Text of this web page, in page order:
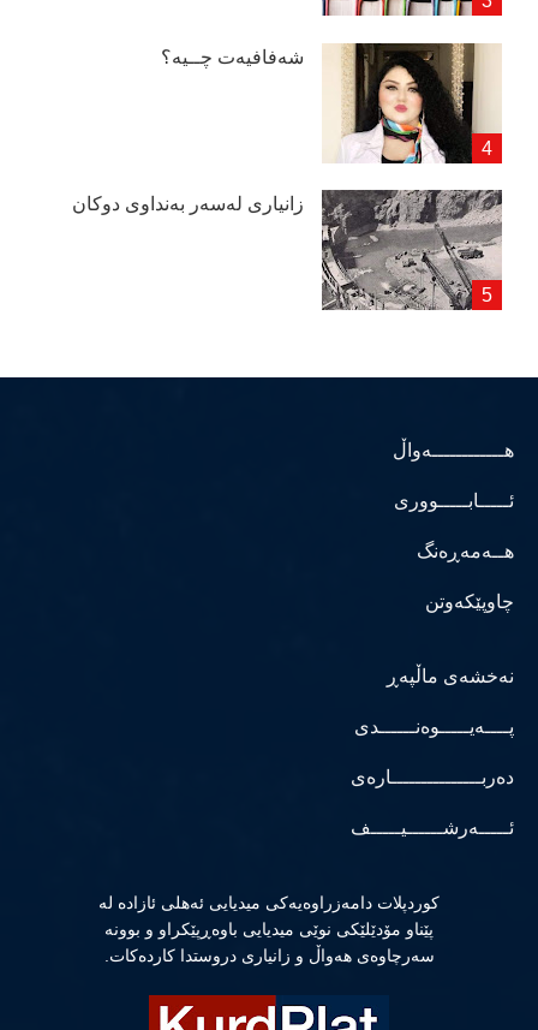
شەفافیەت چــیە؟
زانیاری لەسەر بەنداوی دوكان
هــــــــــــەواڵ
ئـــــابـــــووری
هــەمەڕەنگ
چاوپێکەوتن
نەخشەی ماڵپەڕ
پــــەیـــــوەنــــــدی
دەربـــــــــــــــارەی
ئـــــەرشــــــیـــــف
كوردپلات دامەزراوەیەكی میدیایی ئەهلی ئازادە لە
پێناو مۆدێلێكی نوێی میدیایی باوەڕپێكراو و بوونە
سەرچاوەی هەواڵ و زانیاری دروستدا كاردەكات.